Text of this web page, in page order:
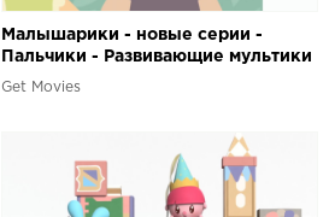
Малышарики - новые серии -
Пальчики - Развивающие мультики
для самых маленьких
Get Movies